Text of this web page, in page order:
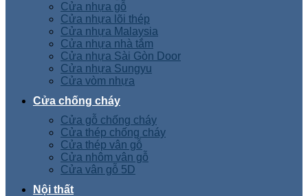
Cửa nhựa gỗ
Cửa nhựa lõi thép
Cửa nhựa Malaysia
Cửa nhựa nhà tắm
Cửa nhựa Sài Gòn Door
Cửa nhựa Sungyu
Cửa vòm nhựa
Cửa chống cháy
Cửa gỗ chống cháy
Cửa thép chống cháy
Cửa thép vân gỗ
Cửa nhôm vân gỗ
Cửa vân gỗ 5D
Nội thất